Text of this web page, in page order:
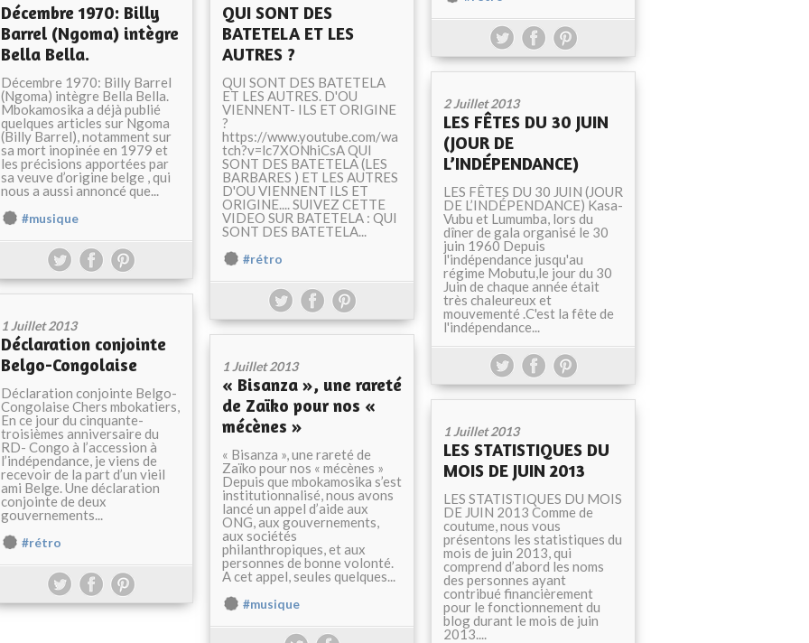
Décembre 1970: Billy
Barrel (Ngoma) intègre
Bella Bella.
Décembre 1970: Billy Barrel
(Ngoma) intègre Bella Bella.
Mbokamosika a déjà publié
quelques articles sur Ngoma
(Billy Barrel), notamment sur
sa mort inopinée en 1979 et
les précisions apportées par
sa veuve d’origine belge , qui
nous a aussi annoncé que...
#musique
QUI SONT DES
BATETELA ET LES
AUTRES ?
QUI SONT DES BATETELA
ET LES AUTRES. D'OU
VIENNENT- ILS ET ORIGINE
?
https://www.youtube.com/wa
tch?v=lc7XONhiCsA QUI
SONT DES BATETELA (LES
BARBARES ) ET LES AUTRES
D'OU VIENNENT ILS ET
ORIGINE.... SUIVEZ CETTE
VIDEO SUR BATETELA : QUI
SONT DES BATETELA...
#rétro
2 Juillet 2013
LES FÊTES DU 30 JUIN
(JOUR DE
L’INDÉPENDANCE)
LES FÊTES DU 30 JUIN (JOUR
DE L’INDÉPENDANCE) Kasa-
Vubu et Lumumba, lors du
dîner de gala organisé le 30
juin 1960 Depuis
l'indépendance jusqu'au
régime Mobutu,le jour du 30
Juin de chaque année était
très chaleureux et
mouvementé .C'est la fête de
l'indépendance...
1 Juillet 2013
Déclaration conjointe
Belgo-Congolaise
Déclaration conjointe Belgo-
Congolaise Chers mbokatiers,
En ce jour du cinquante-
troisièmes anniversaire du
RD- Congo à l’accession à
l’indépendance, je viens de
recevoir de la part d’un vieil
ami Belge. Une déclaration
conjointe de deux
gouvernements...
#rétro
1 Juillet 2013
« Bisanza », une rareté
de Zaïko pour nos «
mécènes »
« Bisanza », une rareté de
Zaïko pour nos « mécènes »
Depuis que mbokamosika s’est
institutionnalisé, nous avons
lancé un appel d’aide aux
ONG, aux gouvernements,
aux sociétés
philanthropiques, et aux
personnes de bonne volonté.
A cet appel, seules quelques...
#musique
1 Juillet 2013
LES STATISTIQUES DU
MOIS DE JUIN 2013
LES STATISTIQUES DU MOIS
DE JUIN 2013 Comme de
coutume, nous vous
présentons les statistiques du
mois de juin 2013, qui
comprend d’abord les noms
des personnes ayant
contribué financièrement
pour le fonctionnement du
blog durant le mois de juin
2013....